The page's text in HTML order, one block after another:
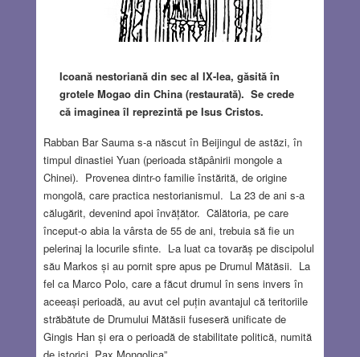
Icoană nestoriană din sec al IX-lea, găsită în
grotele Mogao din China (restaurată). Se crede
că imaginea îl reprezintă pe Isus Cristos.
Rabban Bar Sauma s-a născut în Beijingul de astăzi, în
timpul dinastiei Yuan (perioada stăpânirii mongole a
Chinei). Provenea dintr-o familie înstărită, de origine
mongolă, care practica nestorianismul. La 23 de ani s-a
călugărit, devenind apoi învățător. Călătoria, pe care
început-o abia la vârsta de 55 de ani, trebuia să fie un
pelerinaj la locurile sfinte. L-a luat ca tovarăș pe discipolul
său Markos și au pornit spre apus pe Drumul Mătăsii. La
fel ca Marco Polo, care a făcut drumul în sens invers în
aceeași perioadă, au avut cel puțin avantajul că teritoriile
străbătute de Drumului Mătăsii fuseseră unificate de
Gingis Han și era o perioadă de stabilitate politică, numită